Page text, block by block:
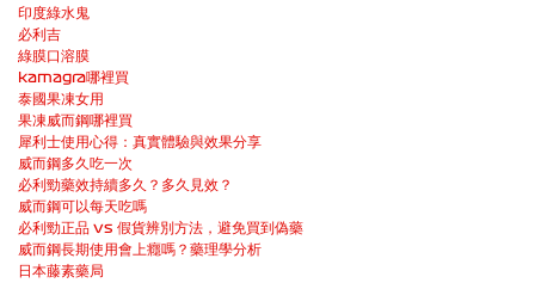
印度綠水鬼
必利吉
綠膜口溶膜
kamagra哪裡買
泰國果凍女用
果凍威而鋼哪裡買
犀利士使用心得：真實體驗與效果分享
威而鋼多久吃一次
必利勁藥效持續多久？多久見效？
威而鋼可以每天吃嗎
必利勁正品 vs 假貨辨別方法，避免買到偽藥
威而鋼長期使用會上癮嗎？藥理學分析
日本藤素藥局